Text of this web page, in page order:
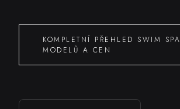
KOMPLETNÍ PŘEHLED SWIM SPA
MODELŮ A CEN